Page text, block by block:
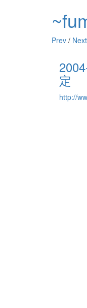
Prev / Next
定
http://